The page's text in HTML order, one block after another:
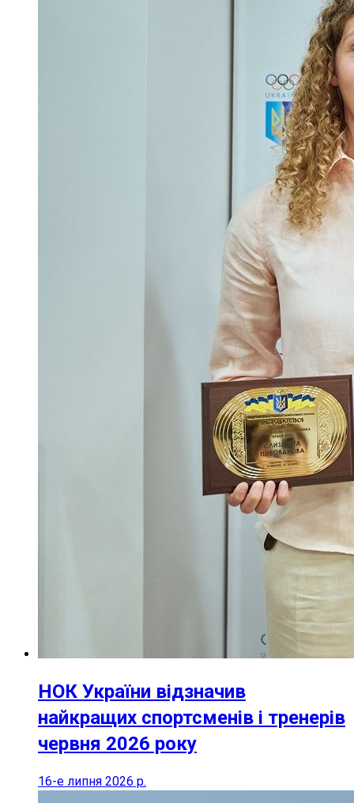
НОК України відзначив
найкращих спортсменів і тренерів
червня 2026 року
16-е липня 2026 р.